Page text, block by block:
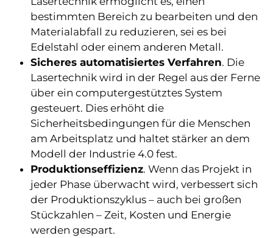
bestimmten Bereich zu bearbeiten und den
Materialabfall zu reduzieren, sei es bei
Edelstahl oder einem anderen Metall.
Sicheres automatisiertes Verfahren. Die
Lasertechnik wird in der Regel aus der Ferne
über ein computergestütztes System
gesteuert. Dies erhöht die
Sicherheitsbedingungen für die Menschen
am Arbeitsplatz und haltet stärker an dem
Modell der Industrie 4.0 fest.
Produktionseffizienz. Wenn das Projekt in
jeder Phase überwacht wird, verbessert sich
der Produktionszyklus – auch bei großen
Stückzahlen – Zeit, Kosten und Energie
werden gespart.